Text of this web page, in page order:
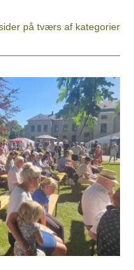
på tværs af kategorier